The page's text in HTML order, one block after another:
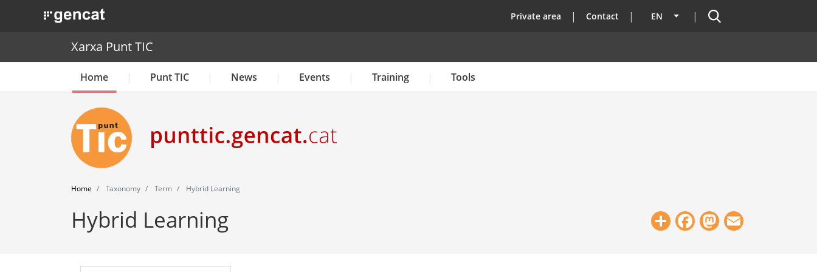
. Obre en una nova finestra. top
Private area Contact EN List additional actions
Search
Xarxa Punt TIC
Home Punt TIC News Events Training Tools
Home Taxonomy Term Hybrid Learning
Hybrid Learning ShareFacebook
Mastodon